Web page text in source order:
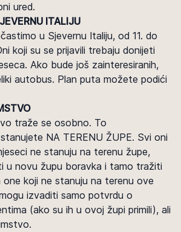
ured.
ITALIJU
u Sjevernu Italiju, od 11. do
koji su se prijavili trebaju donijeti
Ako bude još zainteresiranih,
autobus. Plan puta možete podići
traže se osobno. To
NA TERENU ŽUPE. Svi oni
ne stanuju na terenu župe,
u novu župu boravka i tamo tražiti
koji ne stanuju na terenu ove
izvaditi samo potvrdu o
(ako su ih u ovoj župi primili), ali